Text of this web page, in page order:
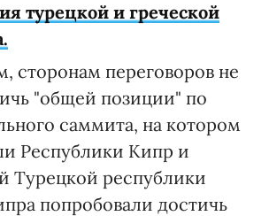
турецкой и греческой
сторонам переговоров не
"общей позиции" по
саммита, на котором
Республики Кипр и
Турецкой республики
попробовали достичь